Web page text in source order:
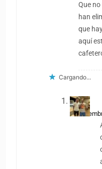
Que
han
que
aquí
Cargando...
31